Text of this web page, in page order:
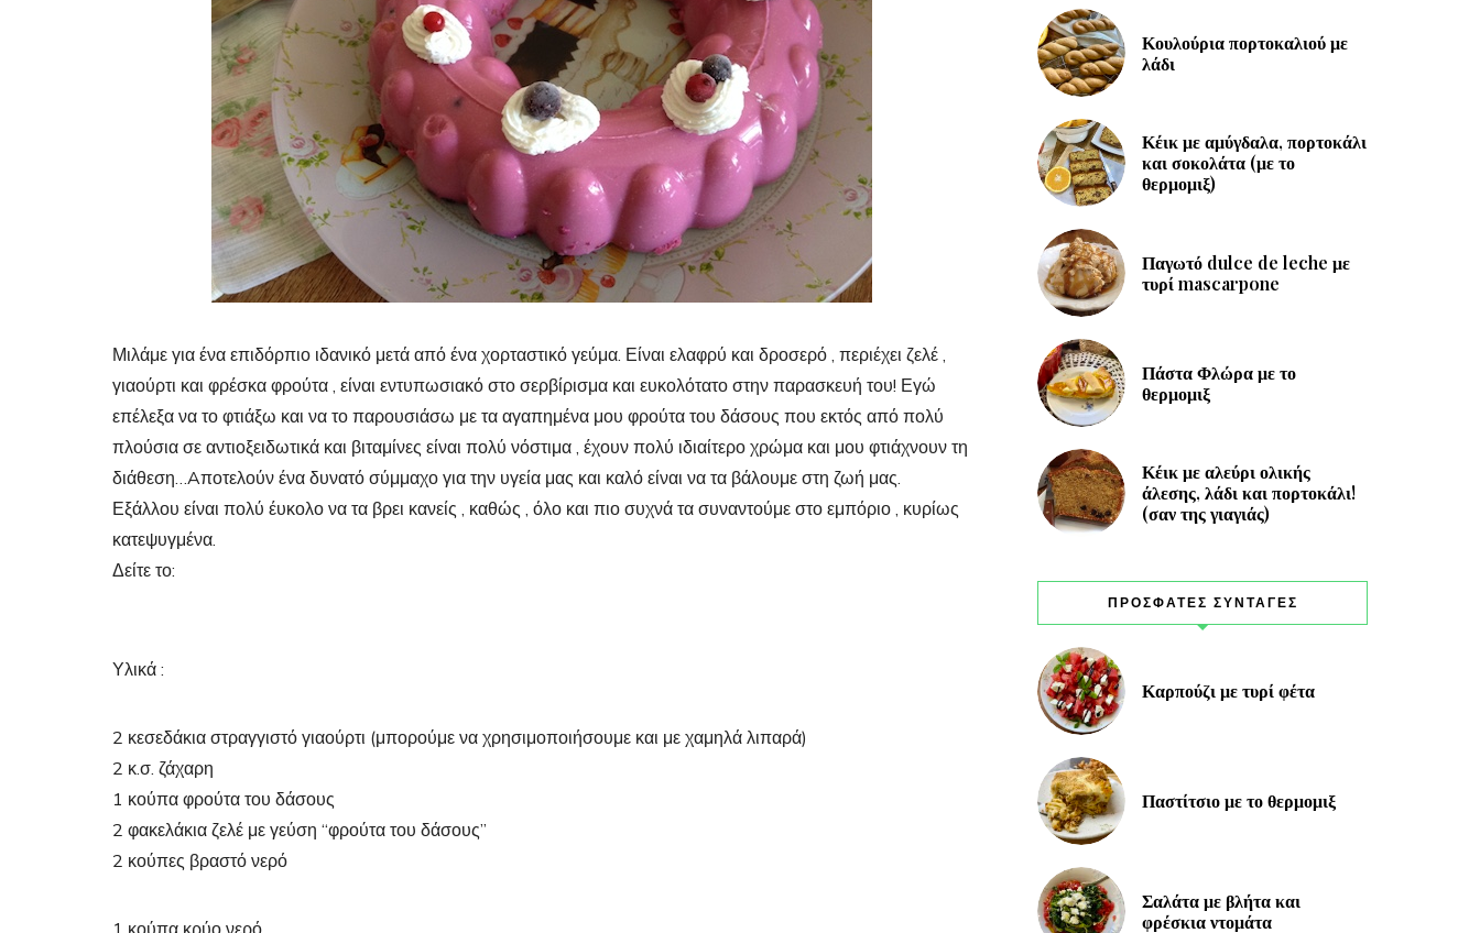
Μιλάμε για ένα επιδόρπιο ιδανικό μετά από ένα χορταστικό γεύμα. Είναι ελαφρύ και δροσερό , περιέχει ζελέ ,
γιαούρτι και φρέσκα φρούτα , είναι εντυπωσιακό στο σερβίρισμα και ευκολότατο στην παρασκευή του! Εγώ
επέλεξα να το φτιάξω και να το παρουσιάσω με τα αγαπημένα μου φρούτα του δάσους που εκτός από πολύ
πλούσια σε αντιοξειδωτικά και βιταμίνες είναι πολύ νόστιμα , έχουν πολύ ιδιαίτερο χρώμα και μου φτιάχνουν τη
διάθεση…Aποτελούν ένα δυνατό σύμμαχο για την υγεία μας και καλό είναι να τα βάλουμε στη ζωή μας.
Εξάλλου είναι πολύ έυκολο να τα βρει κανείς , καθώς , όλο και πιο συχνά τα συναντούμε στο εμπόριο , κυρίως
κατεψυγμένα.
Δείτε το:
Υλικά :
2 κεσεδάκια στραγγιστό γιαούρτι (μπορούμε να χρησιμοποιήσουμε και με χαμηλά λιπαρά)
2 κ.σ. ζάχαρη
1 κούπα φρούτα του δάσους
2 φακελάκια ζελέ με γεύση “φρούτα του δάσους”
2 κούπες βραστό νερό
Κουλούρια πορτοκαλιού με
λάδι
Κέικ με αμύγδαλα, πορτοκάλι
και σοκολάτα (με το
θερμομιξ)
Παγωτό dulce de leche με
τυρί mascarpone
Πάστα Φλώρα με το
θερμομιξ
Κέικ με αλεύρι ολικής
άλεσης, λάδι και πορτοκάλι!
(σαν της γιαγιάς)
ΠΡΟΣΦΑΤΕΣ ΣΥΝΤΑΓΕΣ
Καρπούζι με τυρί φέτα
Παστίτσιο με το θερμομιξ
Σαλάτα με βλήτα και
φρέσκια ντομάτα